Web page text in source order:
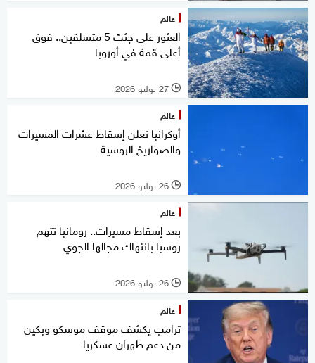
عالم
العثور على جثث 5 متسلقين.. فوق
أعلى قمة في أوروبا
l 27 يوليو 2026
عالم
أوكرانيا تعلن إسقاط عشرات المسيرات
والصواريخ الروسية
l 26 يوليو 2026
عالم
بعد إسقاط مسيرات.. رومانيا تتهم
روسيا بانتهاك مجالها الجوي
l 26 يوليو 2026
عالم
ترامب يكشف موقف موسكو وبكين
من دعم طهران عسكريا